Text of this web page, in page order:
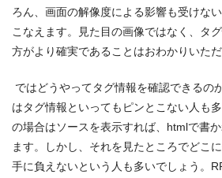
ろん、画面の解像度による影響も受けな
こなえます。見た目の画像ではなく、タ
方がより確実であることはおわかりいただ
ではどうやってタグ情報を確認できるの
はタグ情報といってもピンとこない人も
の場合はソースを表示すれば、htmlで書
ます。しかし、それを見たところでどこ
手に負えないという人も多いでしょう。